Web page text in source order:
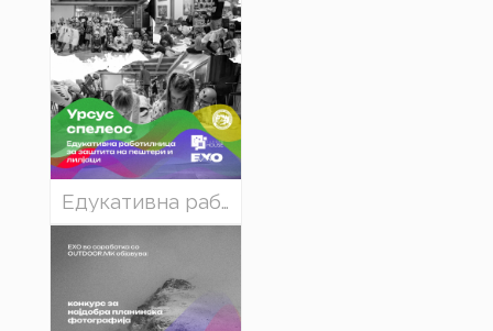
Едукативна работилница за заштита на пештери и лилјаци